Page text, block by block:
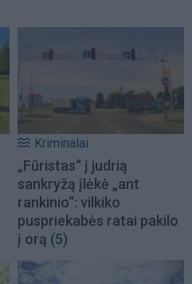
Kriminalai
„Fūristas“ į judrią
sankryžą įlėkė „ant
rankinio“: vilkiko
puspriekabės ratai pakilo
į orą (5)